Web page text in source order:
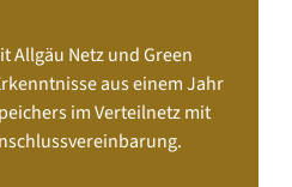
Allgäu Netz und Green
aus einem Jahr
im Verteilnetz mit